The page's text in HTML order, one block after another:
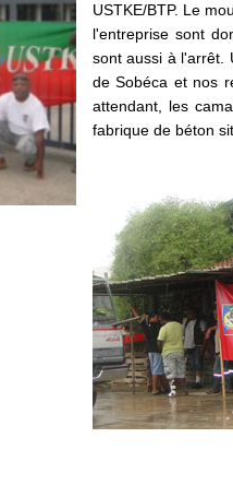
USTKE/BTP. Le
l'entreprise sont
sont aussi à l'arrêt.
de Sobéca et nos
attendant, les
fabrique de béton